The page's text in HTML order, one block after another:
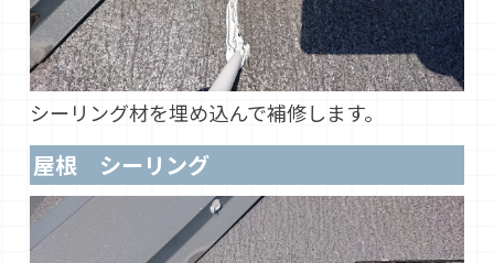
シーリング材を埋め込んで補修します。
屋根 シーリング